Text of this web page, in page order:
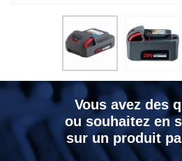
Vous avez des
ou souhaitez en
sur un produit